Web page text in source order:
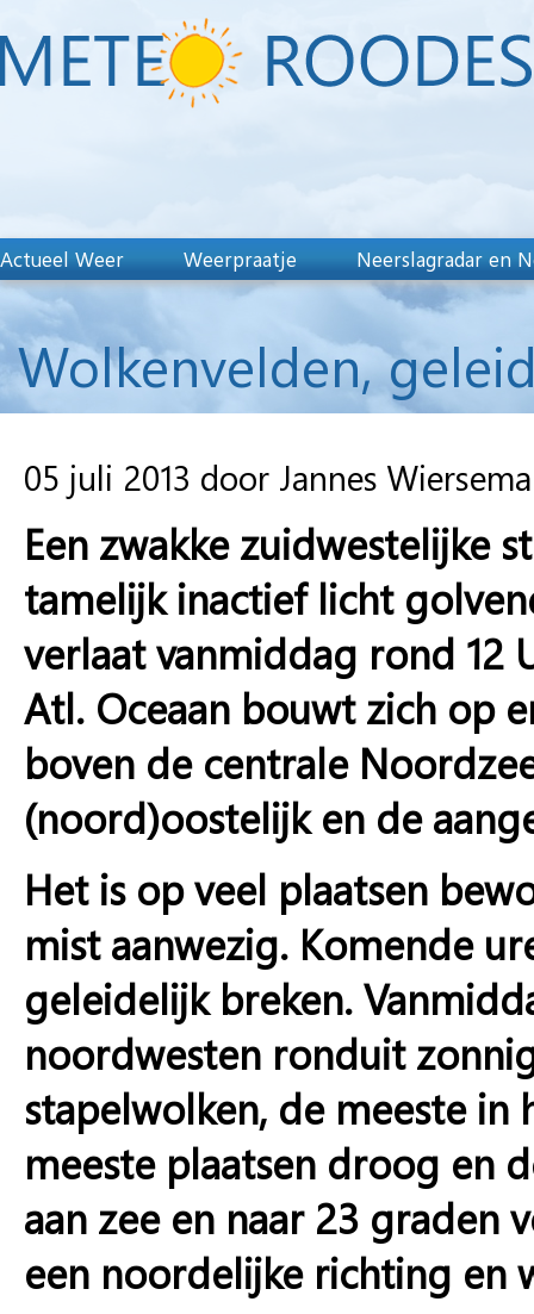
Actueel Weer Weerpraatje Neerslagradar en
Wolkenvelden,
05 juli 2013 door Jannes Wiersema
Een zwakke zuidwestelijke
tamelijk inactief licht
verlaat vanmiddag rond 12
Atl. Oceaan bouwt zich op
boven de centrale
(noord)oostelijk en de
Het is op veel plaatsen
mist aanwezig. Komende
geleidelijk breken.
noordwesten ronduit
stapelwolken, de meeste
meeste plaatsen droog en
aan zee en naar 23 graden
een noordelijke richting en